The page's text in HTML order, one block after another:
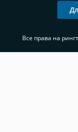
Все права на